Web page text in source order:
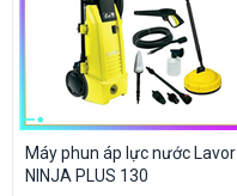
Máy phun áp lực nước Lavor
NINJA PLUS 130